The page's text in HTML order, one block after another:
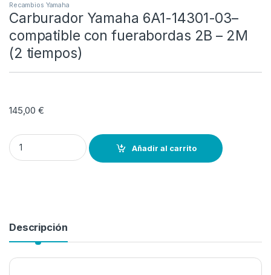
Recambios Yamaha
Carburador Yamaha 6A1-14301-03–
compatible con fuerabordas 2B – 2M
(2 tiempos)
145,00€
Carburador Yamaha 6A1-14301-03--compatible con fuerabordas
Añadir al carrito
Descripción